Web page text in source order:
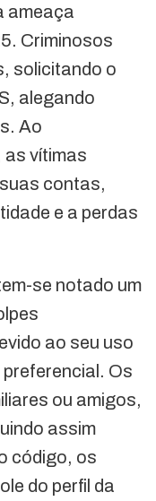
ameaça
Criminosos
solicitando o
alegando
Ao
as vítimas
contas,
e a perdas
se notado um
ao seu uso
Os
ou amigos,
assim
código, os
do perfil da